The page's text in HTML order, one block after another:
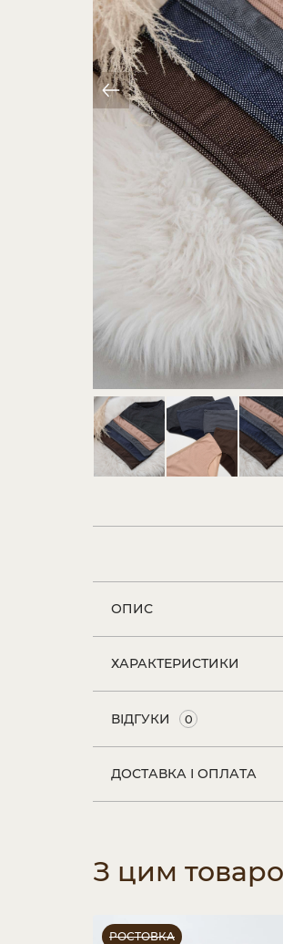
ОПИС
ХАРАКТЕРИСТИКИ
ВІДГУКИ 0
ДОСТАВКА І ОПЛАТА
З цим
РОСТОВКА